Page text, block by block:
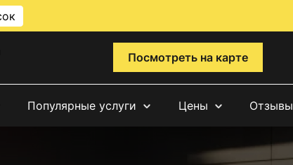
Посмотреть на карте
Популярные услуги Цены Отзывы